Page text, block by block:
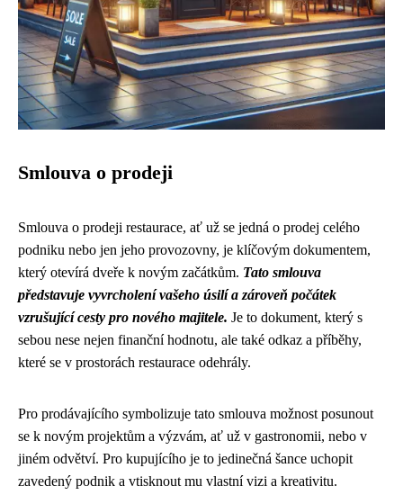
Smlouva o prodeji
Smlouva o prodeji restaurace, ať už se jedná o prodej celého
podniku nebo jen jeho provozovny, je klíčovým dokumentem,
který otevírá dveře k novým začátkům. Tato smlouva
představuje vyvrcholení vašeho úsilí a zároveň počátek
vzrušující cesty pro nového majitele. Je to dokument, který s
sebou nese nejen finanční hodnotu, ale také odkaz a příběhy,
které se v prostorách restaurace odehrály.
Pro prodávajícího symbolizuje tato smlouva možnost posunout
se k novým projektům a výzvám, ať už v gastronomii, nebo v
jiném odvětví. Pro kupujícího je to jedinečná šance uchopit
zavedený podnik a vtisknout mu vlastní vizi a kreativitu.